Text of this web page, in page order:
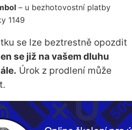
– u bezhotovostní platby
1149
se lze beztrestně opozdit
se již na vašem dluhu
Úrok z prodlení může